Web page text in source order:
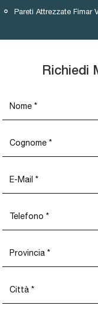
Pareti Attrezzate Fimar
Richiedi